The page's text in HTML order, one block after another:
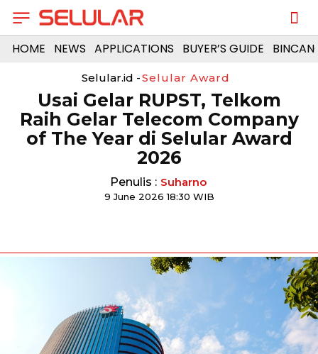
HOME NEWS APPLICATIONS BUYER’S GUIDE
Selular.id -Selular Award
Usai Gelar RUPST, Telkom
Raih Gelar Telecom Company
of The Year di Selular Award
2026
Penulis : Suharno
9 June 2026 18:30 WIB